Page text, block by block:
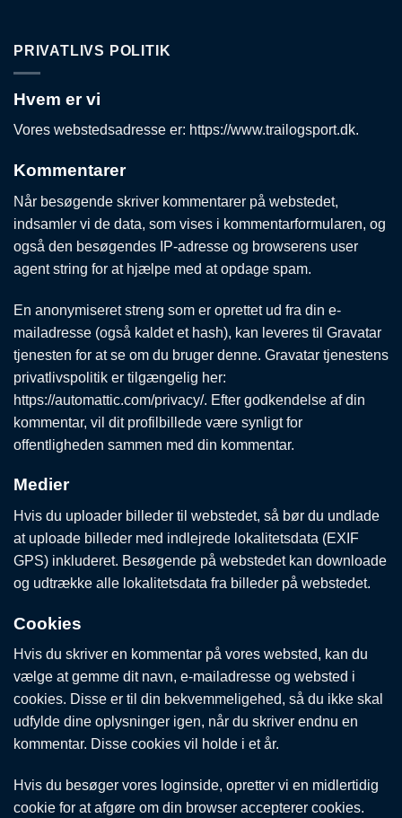
PRIVATLIVS POLITIK
Hvem er vi
Vores webstedsadresse er: https://www.trailogsport.dk.
Kommentarer
Når besøgende skriver kommentarer på webstedet,
indsamler vi de data, som vises i kommentarformularen, og
også den besøgendes IP-adresse og browserens user
agent string for at hjælpe med at opdage spam.
En anonymiseret streng som er oprettet ud fra din e-
mailadresse (også kaldet et hash), kan leveres til Gravatar
tjenesten for at se om du bruger denne. Gravatar tjenestens
privatlivspolitik er tilgængelig her:
https://automattic.com/privacy/. Efter godkendelse af din
kommentar, vil dit profilbillede være synligt for
offentligheden sammen med din kommentar.
Medier
Hvis du uploader billeder til webstedet, så bør du undlade
at uploade billeder med indlejrede lokalitetsdata (EXIF
GPS) inkluderet. Besøgende på webstedet kan downloade
og udtrække alle lokalitetsdata fra billeder på webstedet.
Cookies
Hvis du skriver en kommentar på vores websted, kan du
vælge at gemme dit navn, e-mailadresse og websted i
cookies. Disse er til din bekvemmeligehed, så du ikke skal
udfylde dine oplysninger igen, når du skriver endnu en
kommentar. Disse cookies vil holde i et år.
Hvis du besøger vores loginside, opretter vi en midlertidig
cookie for at afgøre om din browser accepterer cookies.